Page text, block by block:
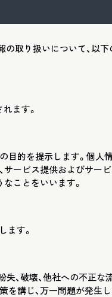
の取り扱いについて、以
ます。
目的を提示します。個人
サービス提供およびサー
ことをいいます。
ます。
、破壊、他社への不正な
を講じ、万一問題が発生